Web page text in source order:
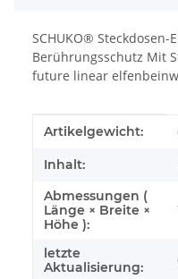
SCHUKO® Steckdosen-
Berührungsschutz Mit
future linear
Produkteigenschaft
Wert
Artikelgewicht:
Inhalt:
Abmessungen (
Länge × Breite ×
Höhe ):
letzte
Aktualisierung: